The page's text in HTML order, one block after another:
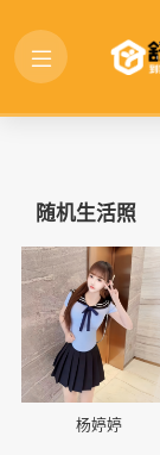
随机生活照
📷
杨婷婷